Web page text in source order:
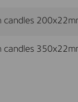
candles
candles